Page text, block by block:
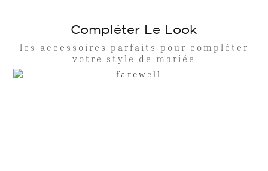
Compléter Le Look
les accessoires parfaits pour compléter
votre style de mariée